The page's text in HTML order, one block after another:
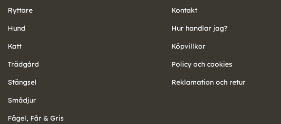
Ryttare
Hund
Katt
Trädgård
Stängsel
Smådjur
Fågel, Får & Gris
Kontakt
Hur handlar jag?
Köpvillkor
Policy och cookies
Reklamation och retur